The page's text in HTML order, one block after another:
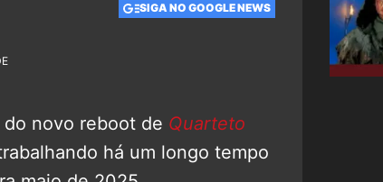
SIGA NO GOOGLE NEWS
do novo reboot de Quarteto
há um longo tempo